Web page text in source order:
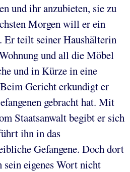
und ihr anzubieten, sie zu
Morgen will er ein
Er teilt seiner Haushälterin
und all die Möbel
und in Kürze in eine
Gericht erkundigt er
gebracht hat. Mit
Staatsanwalt begibt er sich
ihn in das
Gefangene. Doch dort
sein eigenes Wort nicht